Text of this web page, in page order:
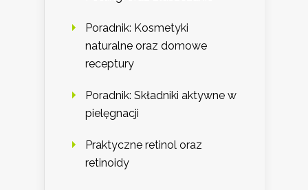
Poradnik: Kosmetyki
naturalne oraz domowe
receptury
Poradnik: Składniki aktywne w
pielęgnacji
Praktyczne retinol oraz
retinoidy